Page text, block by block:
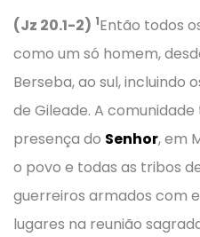
(Jz 20.1-2) 1Então todos
como um só homem,
Berseba, ao sul, incluindo
de Gileade. A
presença do Senhor, em
o povo e todas as tribos
guerreiros armados com
lugares na reunião